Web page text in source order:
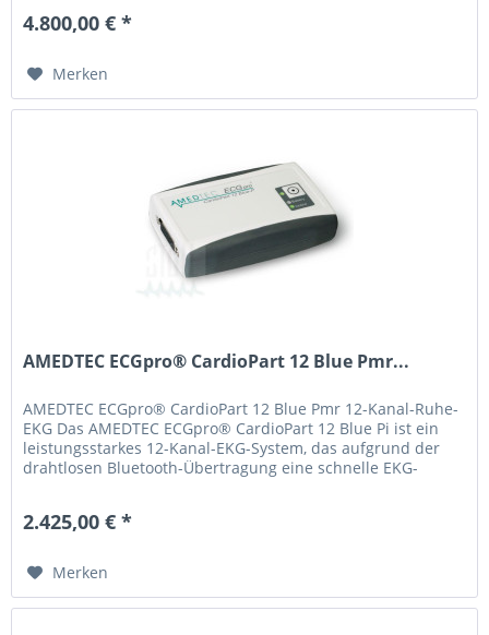
4.800,00 € *
Merken
AMEDTEC ECGpro® CardioPart 12 Blue Pmr...
AMEDTEC ECGpro® CardioPart 12 Blue Pmr 12-Kanal-Ruhe-
EKG Das AMEDTEC ECGpro® CardioPart 12 Blue Pi ist ein
leistungsstarkes 12-Kanal-EKG-System, das aufgrund der
drahtlosen Bluetooth-Übertragung eine schnelle EKG-
2.425,00 € *
Merken